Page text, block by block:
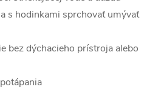
sprchovať umývať
dýchacieho prístroja alebo